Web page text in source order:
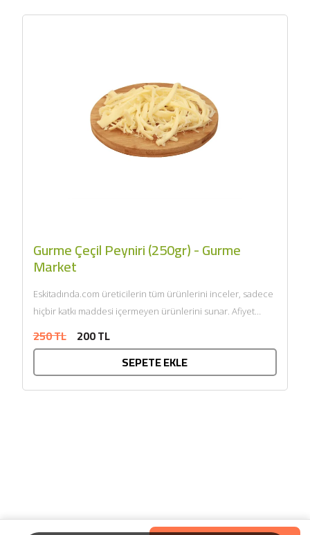
Gurme Çeçil Peyniri (250gr) - Gurme
Market
Eskitadında.com üreticilerin tüm ürünlerini inceler, sadece
hiçbir katkı maddesi içermeyen ürünlerini sunar. Afiyet
250 TL 200 TL
SEPETE EKLE